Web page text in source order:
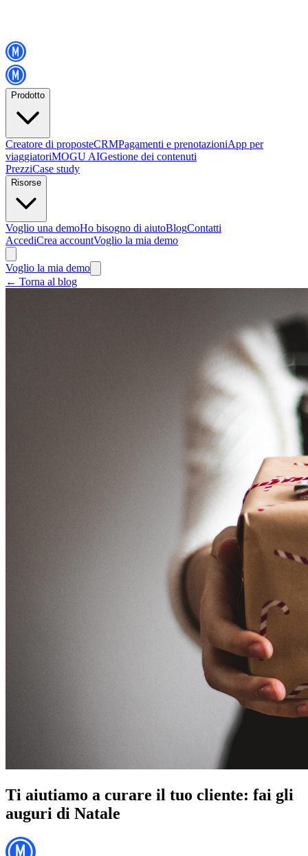
Prodotto
Creatore di proposteCRMPagamenti e prenotazioniApp per
viaggiatoriMOGU AIGestione dei contenuti
PrezziCase study
Risorse
Voglio una demoHo bisogno di aiutoBlogContatti
AccediCrea accountVoglio la mia demo
Voglio la mia demo
← Torna al blog
Ti aiutiamo a curare il tuo cliente: fai gli
auguri di Natale